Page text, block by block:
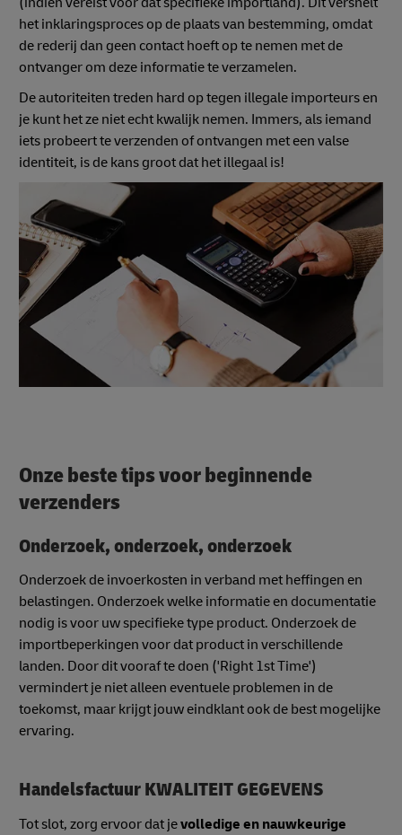
het inklaringsproces op de plaats van bestemming, omdat
de rederij dan geen contact hoeft op te nemen met de
ontvanger om deze informatie te verzamelen.
De autoriteiten treden hard op tegen illegale importeurs en
je kunt het ze niet echt kwalijk nemen. Immers, als iemand
iets probeert te verzenden of ontvangen met een valse
identiteit, is de kans groot dat het illegaal is!
Onze beste tips voor beginnende
verzenders
Onderzoek, onderzoek, onderzoek
Onderzoek de invoerkosten in verband met heffingen en
belastingen. Onderzoek welke informatie en documentatie
nodig is voor uw specifieke type product. Onderzoek de
importbeperkingen voor dat product in verschillende
landen. Door dit vooraf te doen ('Right 1st Time')
vermindert je niet alleen eventuele problemen in de
toekomst, maar krijgt jouw eindklant ook de best mogelijke
ervaring.
Handelsfactuur KWALITEIT GEGEVENS
Tot slot, zorg ervoor dat jevolledige en nauwkeurige